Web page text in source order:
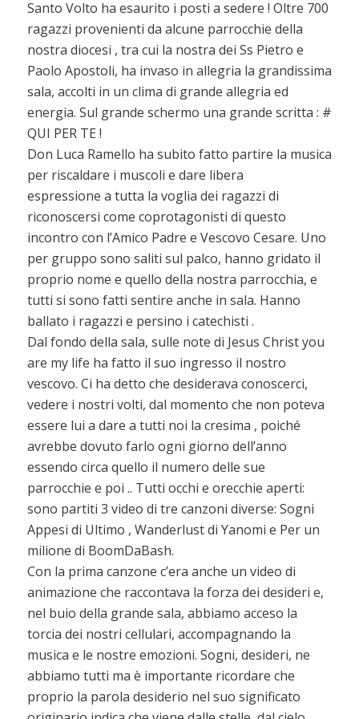
Santo Volto ha esaurito i posti a sedere ! Oltre 700
ragazzi provenienti da alcune parrocchie della
nostra diocesi , tra cui la nostra dei Ss Pietro e
Paolo Apostoli, ha invaso in allegria la grandissima
sala, accolti in un clima di grande allegria ed
energia. Sul grande schermo una grande scritta : #
QUI PER TE !
Don Luca Ramello ha subito fatto partire la musica
per riscaldare i muscoli e dare libera
espressione a tutta la voglia dei ragazzi di
riconoscersi come coprotagonisti di questo
incontro con l’Amico Padre e Vescovo Cesare. Uno
per gruppo sono saliti sul palco, hanno gridato il
proprio nome e quello della nostra parrocchia, e
tutti si sono fatti sentire anche in sala. Hanno
ballato i ragazzi e persino i catechisti .
Dal fondo della sala, sulle note di Jesus Christ you
are my life ha fatto il suo ingresso il nostro
vescovo. Ci ha detto che desiderava conoscerci,
vedere i nostri volti, dal momento che non poteva
essere lui a dare a tutti noi la cresima , poiché
avrebbe dovuto farlo ogni giorno dell’anno
essendo circa quello il numero delle sue
parrocchie e poi .. Tutti occhi e orecchie aperti:
sono partiti 3 video di tre canzoni diverse: Sogni
Appesi di Ultimo , Wanderlust di Yanomi e Per un
milione di BoomDaBash.
Con la prima canzone c’era anche un video di
animazione che raccontava la forza dei desideri e,
nel buio della grande sala, abbiamo acceso la
torcia dei nostri cellulari, accompagnando la
musica e le nostre emozioni. Sogni, desideri, ne
abbiamo tutti ma è importante ricordare che
proprio la parola desiderio nel suo significato